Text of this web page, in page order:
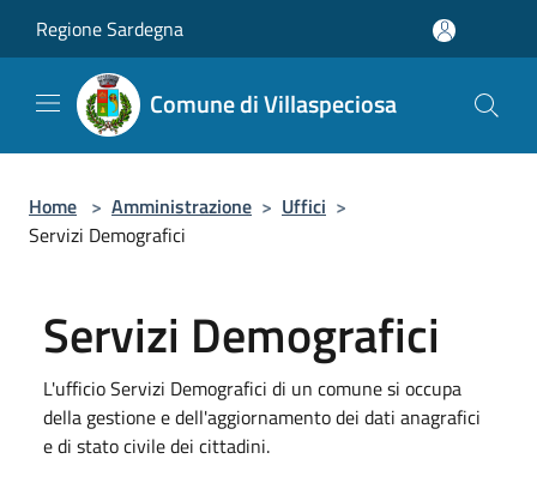
Regione Sardegna
Comune di Villaspeciosa
Home > Amministrazione > Uffici >
Servizi Demografici
Servizi Demografici
L'ufficio Servizi Demografici di un comune si occupa
della gestione e dell'aggiornamento dei dati anagrafici
e di stato civile dei cittadini.